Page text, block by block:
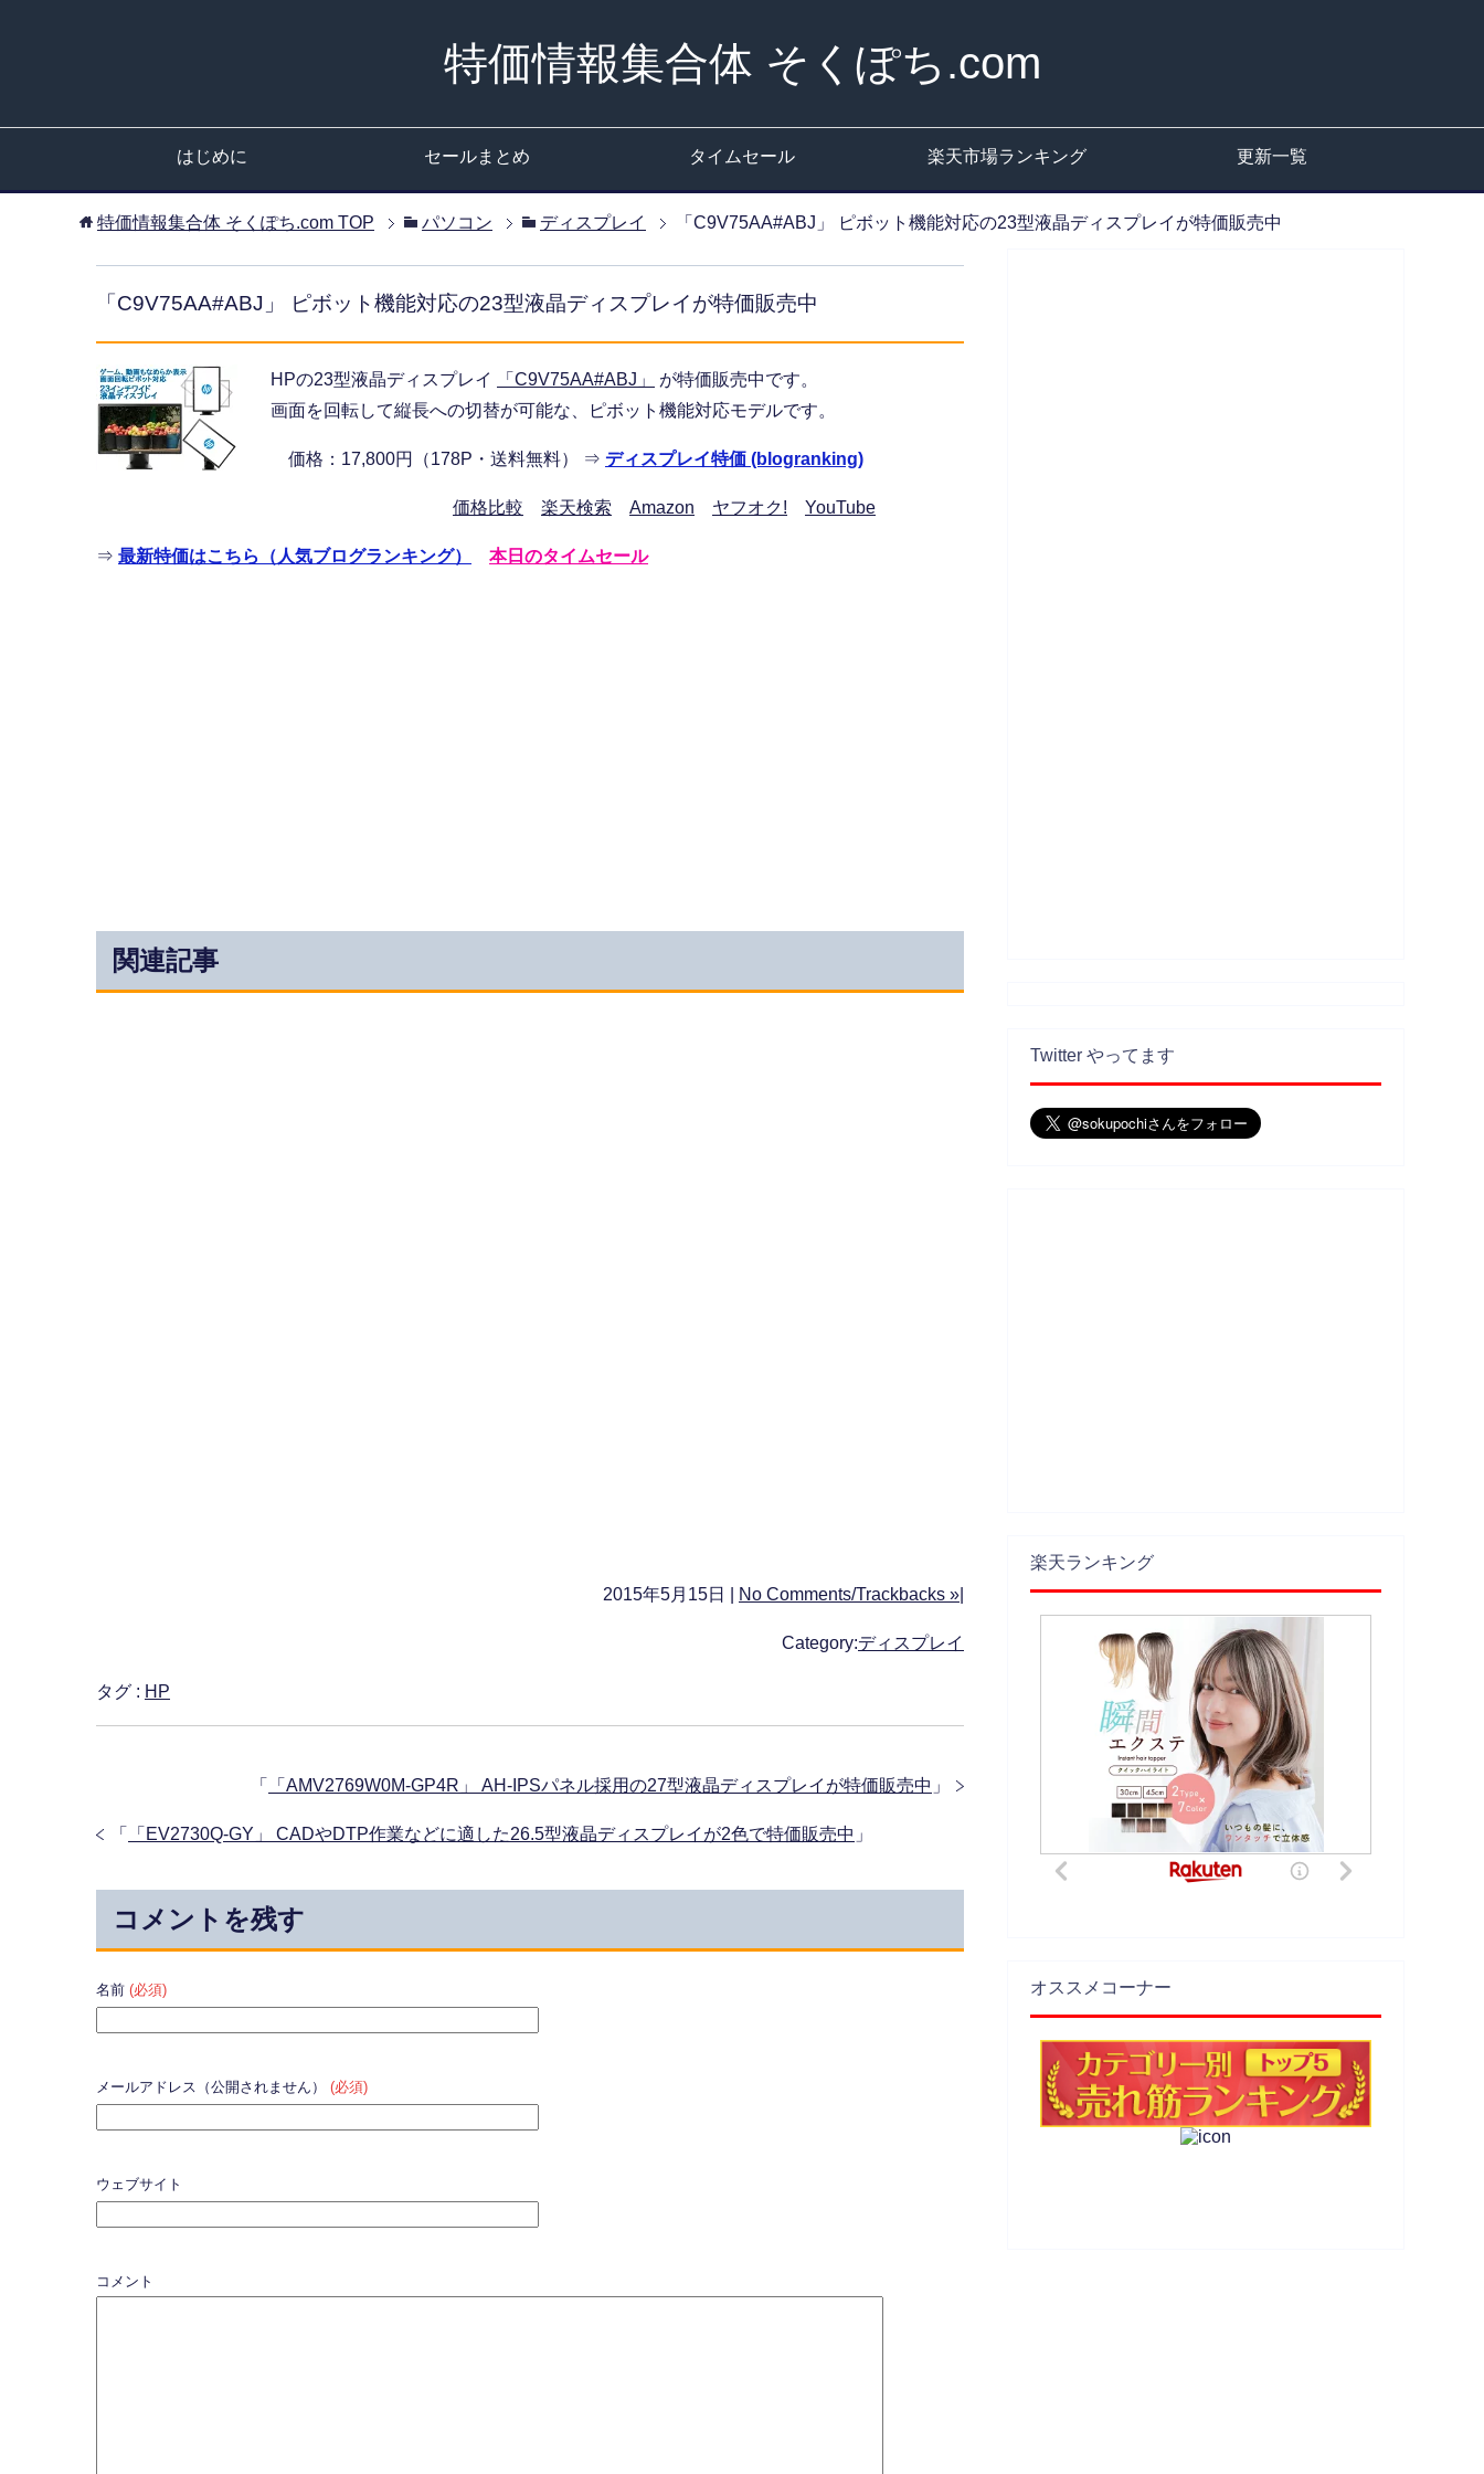
特価情報集合体 そくぽち.com
はじめに セールまとめ タイムセール 楽天市場ランキング 更新一覧
特価情報集合体 そくぽち.com TOP パソコン ディスプレイ 「C9V75AA#ABJ」 ピボット機能対応の23型液晶ディスプレイが特価販売中
「C9V75AA#ABJ」 ピボット機能対応の23型液晶ディスプレイが特価販売中
HPの23型液晶ディスプレイ 「C9V75AA#ABJ」
が特価販売中です。
画面を回転して縦長への切替が可能な、ピボット機能対応モデルです。
価格：17,800円（178P・送料無料） ⇒ ディスプレイ特価 (blogranking)
価格比較 楽天検索 Amazon ヤフオク! YouTube
⇒ 最新特価はこちら（人気ブログランキング） 本日のタイムセール
関連記事
2015年5月15日 | No Comments/Trackbacks »
Category:ディスプレイ
タグ : HP
「 「AMV2769W0M-GP4R」 AH-IPSパネル採用の27型液晶ディスプレイが特価販売中 」
「 「EV2730Q-GY」 CADやDTP作業などに適した26.5型液晶ディスプレイが2色で特価販売中 」
コメントを残す
名前 (必須)
メールアドレス（公開されません） (必須)
ウェブサイト
コメント
Twitter やってます
楽天ランキング
オススメコーナー